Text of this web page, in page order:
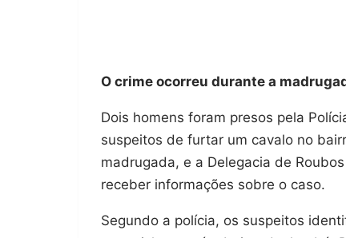
O crime ocorreu durante a
Dois homens foram presos pela
suspeitos de furtar um cavalo no
madrugada, e a Delegacia de
receber informações sobre o caso.
Segundo a polícia, os suspeitos